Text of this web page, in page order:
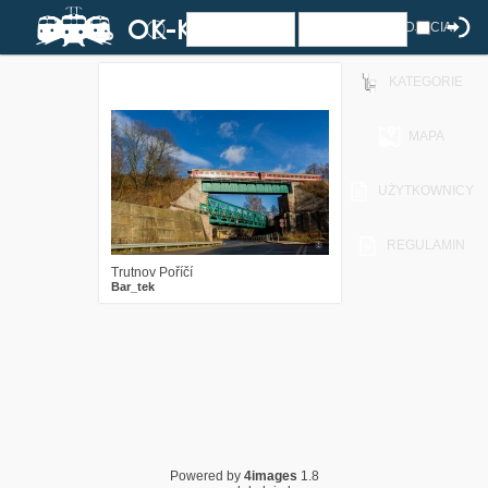
ZDJĘCIA
KATEGORIE
MAPA
UŻYTKOWNICY
REGULAMIN
Trutnov Poříčí
Bar_tek
Powered by 4images 1.8